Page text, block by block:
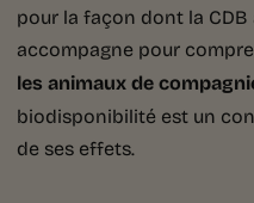
pour la façon dont la
accompagne pour
les animaux de
biodisponibilité est un
de ses effets.